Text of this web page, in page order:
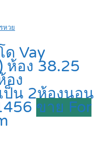
หวย
ด Vay
ห้อง 38.25
อง
ป็น 2ห้องนอน
ขาย For